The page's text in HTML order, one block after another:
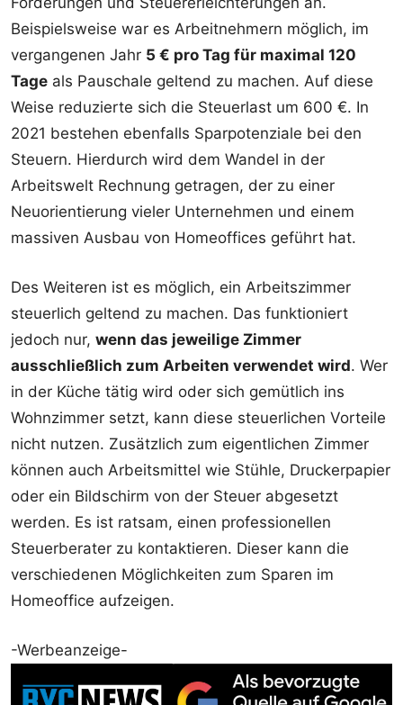
Beispielsweise war es Arbeitnehmern möglich, im
vergangenen Jahr 5 € pro Tag für maximal 120
Tage als Pauschale geltend zu machen. Auf diese
Weise reduzierte sich die Steuerlast um 600 €. In
2021 bestehen ebenfalls Sparpotenziale bei den
Steuern. Hierdurch wird dem Wandel in der
Arbeitswelt Rechnung getragen, der zu einer
Neuorientierung vieler Unternehmen und einem
massiven Ausbau von Homeoffices geführt hat.
Des Weiteren ist es möglich, ein Arbeitszimmer
steuerlich geltend zu machen. Das funktioniert
jedoch nur, wenn das jeweilige Zimmer
ausschließlich zum Arbeiten verwendet wird. Wer
in der Küche tätig wird oder sich gemütlich ins
Wohnzimmer setzt, kann diese steuerlichen Vorteile
nicht nutzen. Zusätzlich zum eigentlichen Zimmer
können auch Arbeitsmittel wie Stühle, Druckerpapier
oder ein Bildschirm von der Steuer abgesetzt
werden. Es ist ratsam, einen professionellen
Steuerberater zu kontaktieren. Dieser kann die
verschiedenen Möglichkeiten zum Sparen im
Homeoffice aufzeigen.
-Werbeanzeige-